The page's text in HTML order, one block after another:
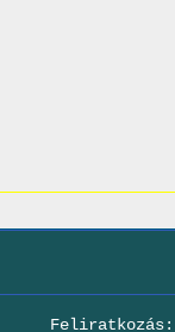
Feliratkozás: